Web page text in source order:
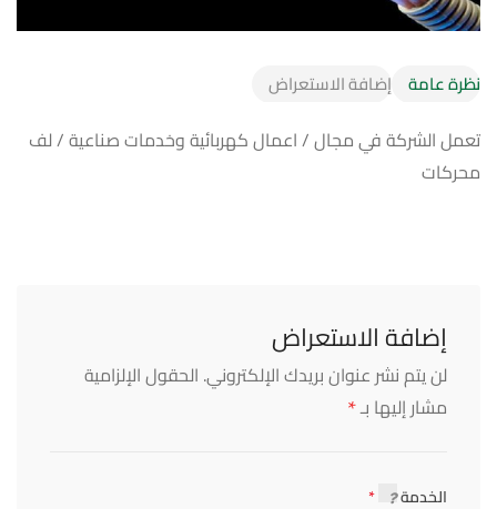
نظرة عامة إضافة الاستعراض
تعمل الشركة في مجال / اعمال كهربائية وخدمات صناعية / لف
محركات
إضافة الاستعراض
لن يتم نشر عنوان بريدك الإلكتروني. الحقول الإلزامية
مشار إليها بـ*
الخدمة